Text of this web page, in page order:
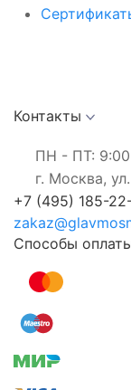
Контакты
ПН - ПТ: 9:00
г. Москва,
+7 (495) 185-
Способы